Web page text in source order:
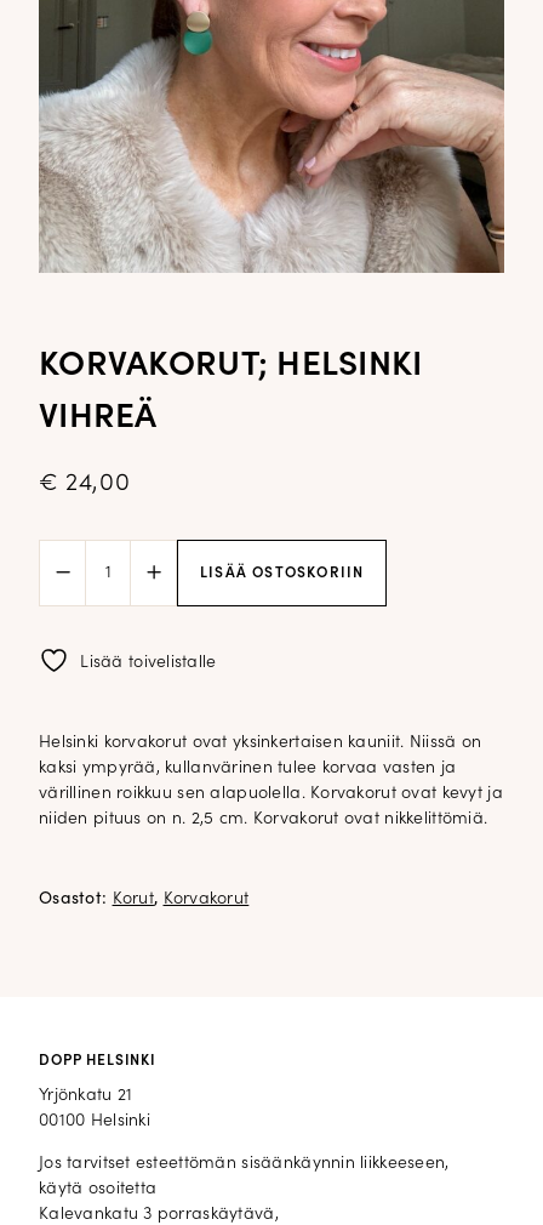
KORVAKORUT; HELSINKI
VIHREÄ
€ 24,00
Helsinki
vihreä
LISÄÄ OSTOSKORIIN
Lisää toivelistalle
Helsinki korvakorut ovat yksinkertaisen kauniit. Niissä on
kaksi ympyrää, kullanvärinen tulee korvaa vasten ja
värillinen roikkuu sen alapuolella. Korvakorut ovat kevyt ja
niiden pituus on n. 2,5 cm. Korvakorut ovat nikkelittömiä.
Osastot: Korut, Korvakorut
DOPP HELSINKI
Yrjönkatu 21
00100 Helsinki
Jos tarvitset esteettömän sisäänkäynnin liikkeeseen,
käytä osoitetta
Kalevankatu 3 porraskäytävä,